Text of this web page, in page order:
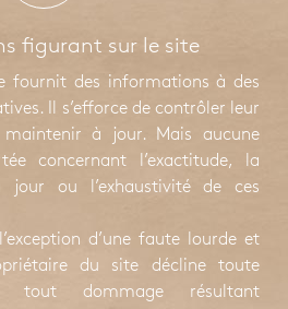
figurant sur le site
fournit des informations à des
Il s’efforce de contrôler leur
à jour. Mais aucune
concernant l’exactitude, la
ou l’exhaustivité de ces
d’une faute lourde et
du site décline toute
tout dommage résultant